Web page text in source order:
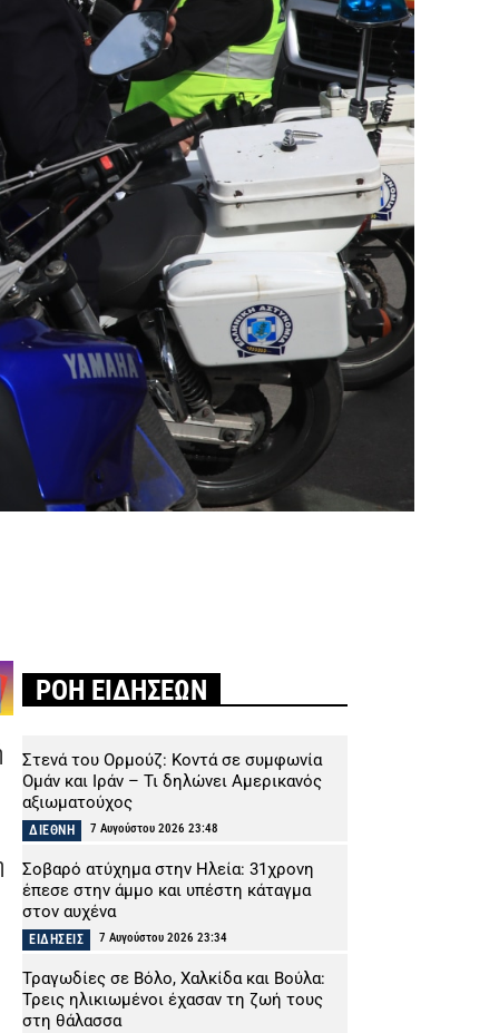
ΡΟΗ ΕΙΔΗΣΕΩΝ
Στενά του Ορμούζ: Κοντά σε συμφωνία
Ομάν και Ιράν – Τι δηλώνει Αμερικανός
αξιωματούχος
ΔΙΕΘΝΗ 7 Αυγούστου 2026 23:48
Σοβαρό ατύχημα στην Ηλεία: 31χρονη
έπεσε στην άμμο και υπέστη κάταγμα
στον αυχένα
ΕΙΔΗΣΕΙΣ 7 Αυγούστου 2026 23:34
Τραγωδίες σε Βόλο, Χαλκίδα και Βούλα:
Τρεις ηλικιωμένοι έχασαν τη ζωή τους
στη θάλασσα